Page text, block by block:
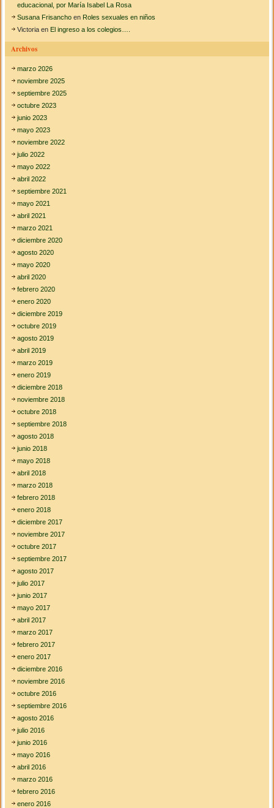
educacional, por María Isabel La Rosa
Susana Frisancho enRoles sexuales en niños
Victoria enEl ingreso a los colegios….
Archivos
marzo 2026
noviembre 2025
septiembre 2025
octubre 2023
junio 2023
mayo 2023
noviembre 2022
julio 2022
mayo 2022
abril 2022
septiembre 2021
mayo 2021
abril 2021
marzo 2021
diciembre 2020
agosto 2020
mayo 2020
abril 2020
febrero 2020
enero 2020
diciembre 2019
octubre 2019
agosto 2019
abril 2019
marzo 2019
enero 2019
diciembre 2018
noviembre 2018
octubre 2018
septiembre 2018
agosto 2018
junio 2018
mayo 2018
abril 2018
marzo 2018
febrero 2018
enero 2018
diciembre 2017
noviembre 2017
octubre 2017
septiembre 2017
agosto 2017
julio 2017
junio 2017
mayo 2017
abril 2017
marzo 2017
febrero 2017
enero 2017
diciembre 2016
noviembre 2016
octubre 2016
septiembre 2016
agosto 2016
julio 2016
junio 2016
mayo 2016
abril 2016
marzo 2016
febrero 2016
enero 2016